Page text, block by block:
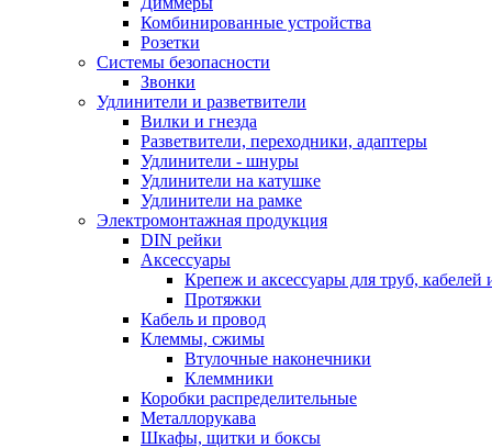
Комбинированные устройства
Розетки
Системы безопасности
Звонки
Удлинители и разветвители
Вилки и гнезда
Разветвители, переходники, адаптеры
Удлинители - шнуры
Удлинители на катушке
Удлинители на рамке
Электромонтажная продукция
DIN рейки
Аксессуары
Крепеж и аксессуары для труб, кабелей
Протяжки
Кабель и провод
Клеммы, сжимы
Втулочные наконечники
Клеммники
Коробки распределительные
Металлорукава
Шкафы, щитки и боксы